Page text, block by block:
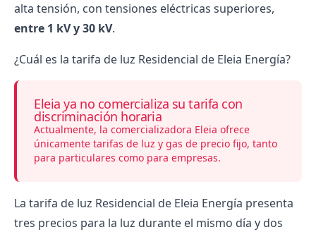
alta tensión, con tensiones eléctricas superiores,
entre 1 kV y 30 kV.
¿Cuál es la tarifa de luz Residencial de Eleia Energía?
Eleia ya no comercializa su tarifa con
discriminación horaria
Actualmente, la comercializadora Eleia ofrece
únicamente tarifas de luz y gas de precio fijo, tanto
para particulares como para empresas.
La tarifa de luz Residencial de Eleia Energía presenta
tres precios para la luz durante el mismo día y dos